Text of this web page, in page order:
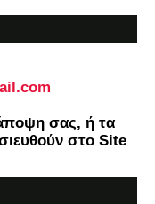
σας, ή τα
στο Site